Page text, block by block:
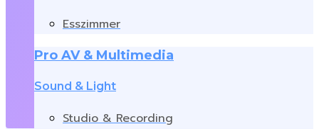
Esszimmer
Pro AV & Multimedia
Sound & Light
Studio & Recording